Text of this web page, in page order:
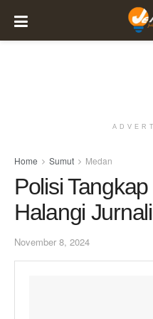
Home Sumut Medan
Polisi
Halangi
November 8, 2024